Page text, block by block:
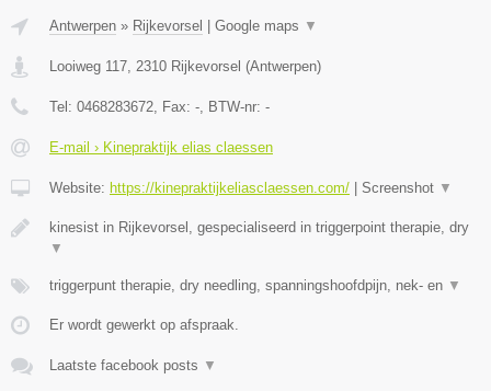
Antwerpen » Rijkevorsel Google maps ▼
Looiweg 117, 2310 Rijkevorsel (Antwerpen)
Tel: 0468283672, Fax: -, BTW-nr: -
E-mail › Kinepraktijk elias claessen
Website: https://kinepraktijkeliasclaessen.com/ Screenshot ▼
kinesist in Rijkevorsel, gespecialiseerd in triggerpoint therapie, dry
▼
triggerpunt therapie, dry needling, spanningshoofdpijn, nek- en ▼
Er wordt gewerkt op afspraak.
Laatste facebook posts ▼